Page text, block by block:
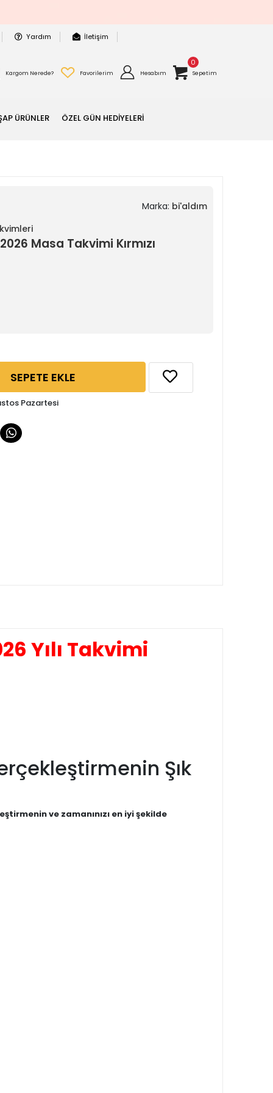
Yardım İletişim
Kargom Nerede? Favorilerim Hesabım
0
Sepetim
ÜRÜNLER ÖZEL GÜN HEDİYELERİ
Marka: bi'aldım
Masa Takvimi Kırmızı
SEPETE EKLE
Pazartesi
Yılı Takvimi
Şık
ve zamanınızı en iyi şekilde